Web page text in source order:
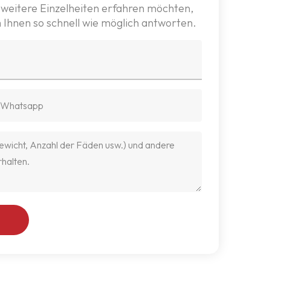
Einzelheiten erfahren möchten,
so schnell wie möglich antworten.